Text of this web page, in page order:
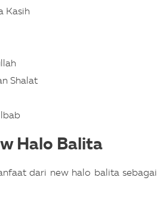
Kasih
Shalat
Halo Balita
dari new halo balita sebagai